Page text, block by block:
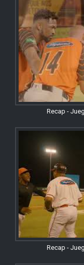
Recap -
Recap -